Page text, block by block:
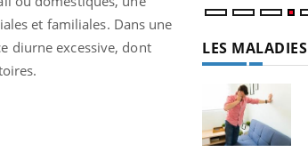
et familiales. Dans une
diurne excessive, dont
LES MALADIES